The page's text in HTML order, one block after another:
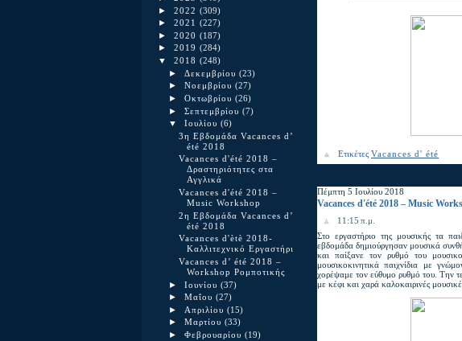
► 2022 (309)
► 2021 (227)
► 2020 (187)
► 2019 (284)
▼ 2018 (248)
► Δεκεμβρίου (23)
► Νοεμβρίου (27)
► Οκτωβρίου (26)
► Σεπτεμβρίου (7)
▼ Ιουλίου (6)
3η Εβδομάδα Vacances d’
été 2018
Vacances d'été 2018 –
Δραστηριότητες στα
Αγγλικά
Vacances d'été 2018 –
Music Workshop
2η Εβδομάδα Vacances d’
été 2018
Vacances d'ètè 2018-
Καλλιτεχνικό Εργαστήρι
Vacances d’ été 2018 –
Workshop Ρομποτικής
► Ιουνίου (37)
► Μαΐου (27)
► Απριλίου (15)
► Μαρτίου (33)
► Φεβρουαρίου (19)
Ετικέτες Vacances d' été
Πέμπτη 5 Ιουλίου 2018
Vacances d'été 2018 – Music
11:15 π.μ.
Στο εργαστήριο της μουσικής τα
εβδομάδα δημιούργησαν μουσικά
και παίξανε τον ρυθμό του
μουσικοκινητικά παιχνίδια με
χορέψαμε τον εύθυμο ρυθμό του. Την
με κέφι και χαρά καλοκαιρινές